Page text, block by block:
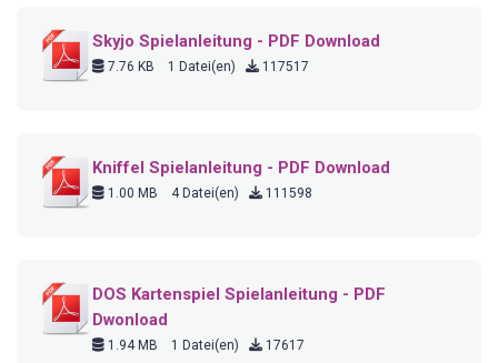
Skyjo Spielanleitung - PDF Download
7.76 KB 1 Datei(en) 117517
Kniffel Spielanleitung - PDF Download
1.00 MB 4 Datei(en) 111598
DOS Kartenspiel Spielanleitung - PDF
Dwonload
1.94 MB 1 Datei(en) 17617